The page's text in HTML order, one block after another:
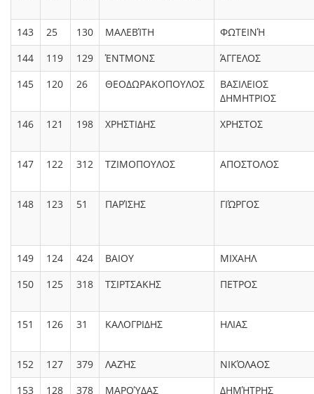
143 25 130 ΜΑΛΕΒΊΤΗ
ΦΩΤΕΙΝΉ
144
119 129 ΈΝΤΜΟΝΣ
ΆΓΓΕΛΟΣ
145
120 26 ΘΕΟΔΩΡΑΚΟΠΟΥΛΟΣ
ΒΑΣΙΛΕΙΟΣ
ΔΗΜΗΤΡΙΟΣ
146
121 198 ΧΡΗΣΤΙΔΗΣ ΧΡΗΣΤΟΣ
147 122 312 ΤΖΙΜΟΠΟΥΛΟΣ ΑΠΟΣΤΟΛΟΣ
148 123 51 ΠΑΡΊΣΗΣ ΓΙΏΡΓΟΣ
149 124 424 ΒΑΙΟΥ
ΜΙΧΑΗΛ
150
125 318 ΤΣΙΡΤΣΑΚΗΣ ΠΕΤΡΟΣ
151 126 31 ΚΑΛΟΓΡΙΔΗΣ ΗΛΙΑΣ
152 127 379 ΛΑΖΉΣ
ΝΙΚΌΛΑΟΣ
153
128 378 ΜΑΡΟΎΔΑΣ ΔΗΜΉΤΡΗΣ